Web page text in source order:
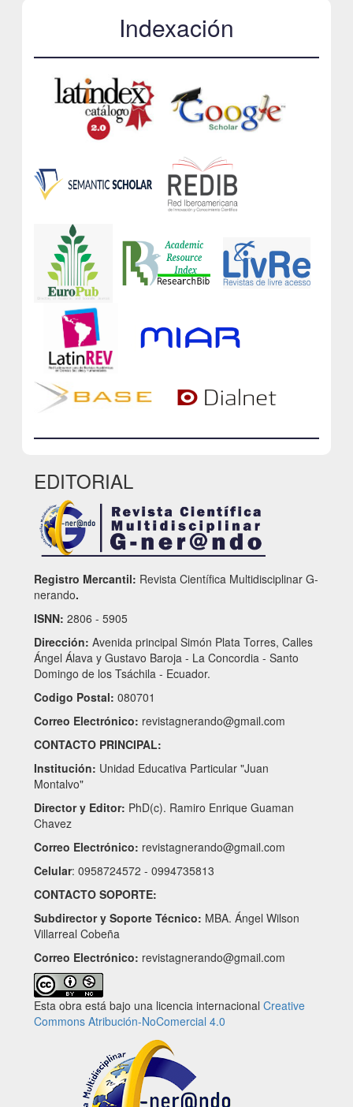
Indexación
EDITORIAL
Registro Mercantil: Revista Científica Multidisciplinar G-
nerando.
ISNN: 2806 - 5905
Dirección: Avenida principal Simón Plata Torres, Calles
Ángel Álava y Gustavo Baroja - La Concordia - Santo
Domingo de los Tsáchila - Ecuador.
Codigo Postal: 080701
Correo Electrónico: revistagnerando@gmail.com
CONTACTO PRINCIPAL:
Institución: Unidad Educativa Particular "Juan
Montalvo"
Director y Editor: PhD(c). Ramiro Enrique Guaman
Chavez
Correo Electrónico: revistagnerando@gmail.com
Celular: 0958724572 - 0994735813
CONTACTO SOPORTE:
Subdirector y Soporte Técnico: MBA. Ángel Wilson
Villarreal Cobeña
Correo Electrónico: revistagnerando@gmail.com
Esta obra está bajo una licencia internacional Creative
Commons Atribución-NoComercial 4.0